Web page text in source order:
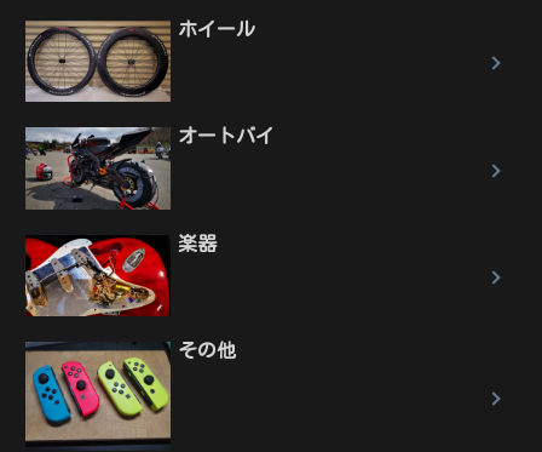
ホイール
オートバイ
楽器
その他